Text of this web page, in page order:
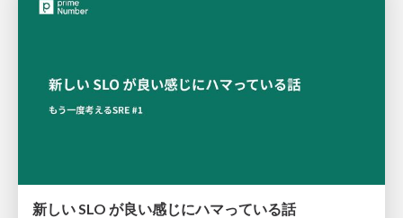
新しい SLO が良い感じにハマっている話